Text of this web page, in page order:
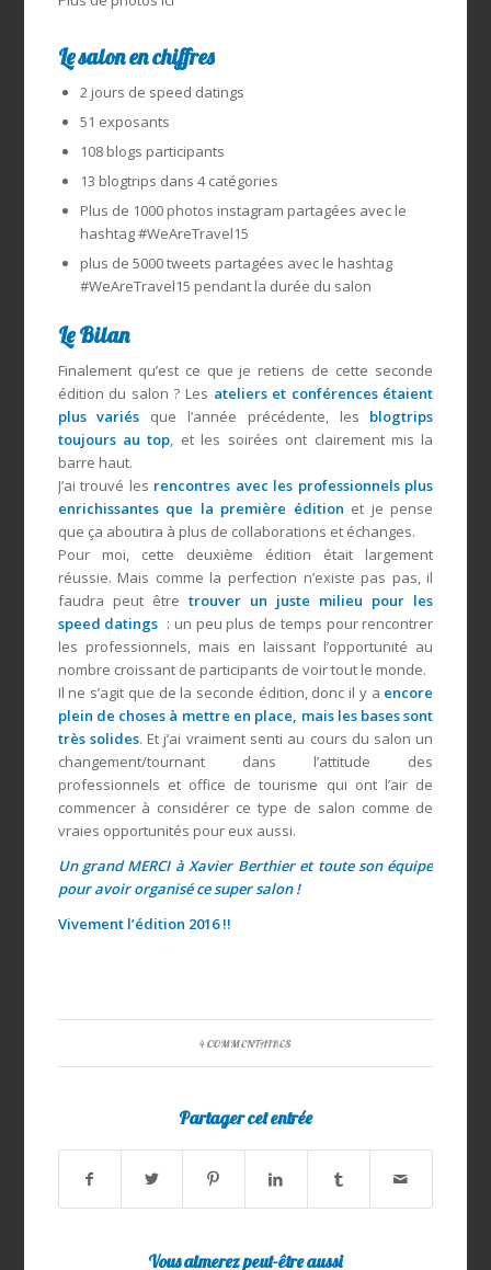
Le salon en chiffres
2 jours de speed datings
51 exposants
108 blogs participants
13 blogtrips dans 4 catégories
Plus de 1000 photos instagram partagées avec le
hashtag #WeAreTravel15
plus de 5000 tweets partagées avec le hashtag
#WeAreTravel15 pendant la durée du salon
Le Bilan
Finalement qu’est ce que je retiens de cette seconde
édition du salon ? Les ateliers et conférences étaient
plus variés que l’année précédente, les blogtrips
toujours au top, et les soirées ont clairement mis la
barre haut.
J’ai trouvé les rencontres avec les professionnels plus
enrichissantes que la première édition et je pense
que ça aboutira à plus de collaborations et échanges.
Pour moi, cette deuxième édition était largement
réussie. Mais comme la perfection n’existe pas pas, il
faudra peut être trouver un juste milieu pour les
speed datings : un peu plus de temps pour rencontrer
les professionnels, mais en laissant l’opportunité au
nombre croissant de participants de voir tout le monde.
Il ne s’agit que de la seconde édition, donc il y a encore
plein de choses à mettre en place, mais les bases sont
très solides. Et j’ai vraiment senti au cours du salon un
changement/tournant dans l’attitude des
professionnels et office de tourisme qui ont l’air de
commencer à considérer ce type de salon comme de
vraies opportunités pour eux aussi.
Un grand MERCI àXavier Berthieret toute son équipe
pour avoir organisé ce super salon !
Vivement l’édition 2016 !!
4 COMMENTAIRES
Partager cet entrée
Vous aimerez peut-être aussi